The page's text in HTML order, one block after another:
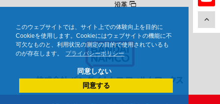
このウェブサイトでは、サイト上での体験向上を目的に
Cookieを使用します。Cookieにはウェブサイトの機能に不
可欠なものと、利用状況の測定の目的で使用されているも
のが存在します。
プライバシーポリシー
同意しない
同意する
沿革